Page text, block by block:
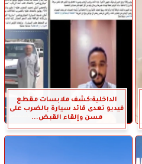
الداخلية:كشف ملابسات مقطع
فيديو تعدى قائد سيارة بالضرب على
مسن وإلقاء القبض...